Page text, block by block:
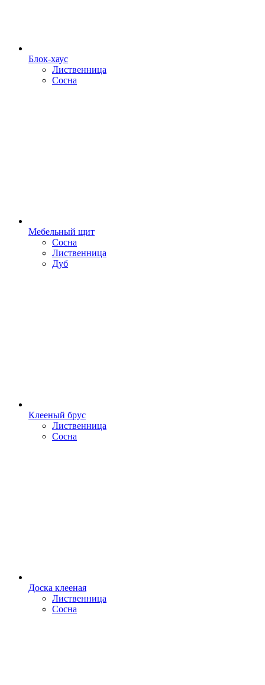
Блок-хаус
Лиственница
Сосна
Мебельный щит
Сосна
Лиственница
Дуб
Клееный брус
Лиственница
Сосна
Доска клееная
Лиственница
Сосна